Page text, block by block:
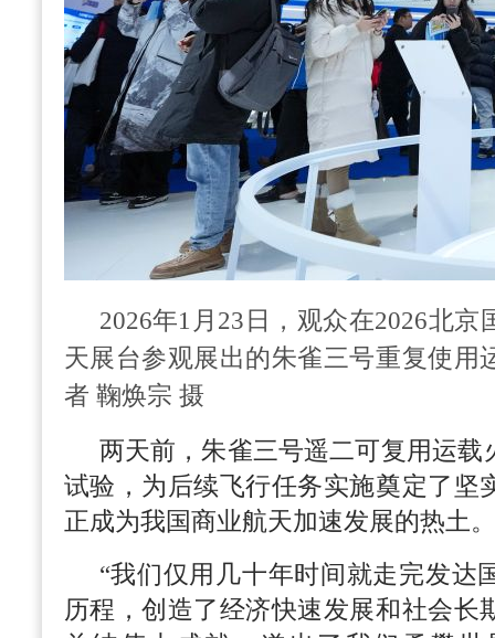
2026年1月23日，观众在2026北
天展台参观展出的朱雀三号重复使用
者 鞠焕宗 摄
两天前，朱雀三号遥二可复用运
试验，为后续飞行任务实施奠定了坚
正成为我国商业航天加速发展的热土。
“我们仅用几十年时间就走完发达
历程，创造了经济快速发展和社会长